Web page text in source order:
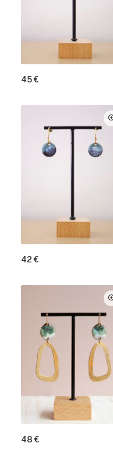
45€
42€
48€